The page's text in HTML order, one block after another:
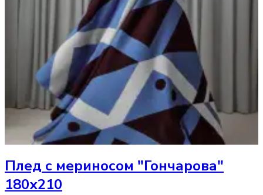
Плед с мериносом "Гончарова"
180х210